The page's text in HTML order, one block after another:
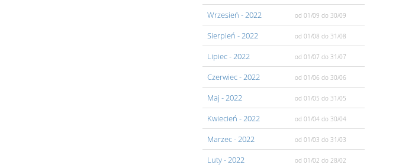
Wrzesień - 2022 od 01/09 do 30/09
Sierpień - 2022 od 01/08 do 31/08
Lipiec- 2022 od 01/07 do 31/07
Czerwiec- 2022 od 01/06 do 30/06
Maj - 2022 od 01/05 do 31/05
Kwiecień - 2022 od 01/04 do 30/04
Marzec- 2022 od 01/03 do 31/03
Luty- 2022 od 01/02 do 28/02